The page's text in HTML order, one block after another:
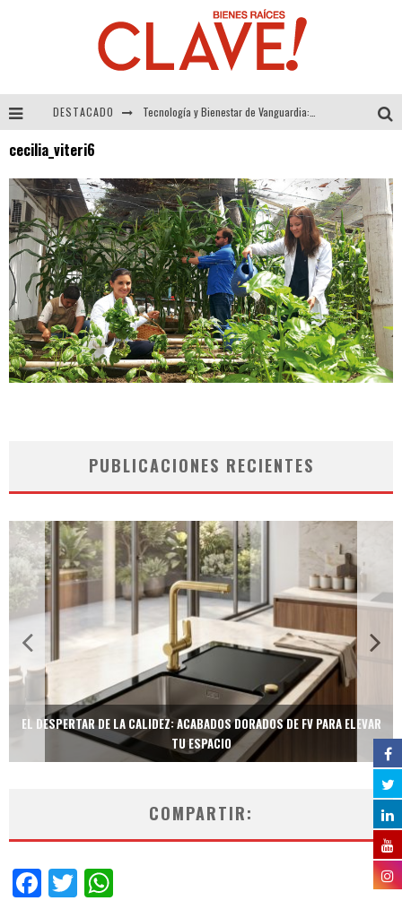
DESTACADO
Alexandra Bedoya – La Constancia detrás de La Paletería
El Despertar de la Calidez: Acabados Dorados de FV para Elevar tu Espacio
cecilia_viteri6
PUBLICACIONES RECIENTES
EL DESPERTAR DE LA CALIDEZ: ACABADOS DORADOS DE FV PARA ELEVAR
TU ESPACIO
COMPARTIR:
Facebook
Twitter